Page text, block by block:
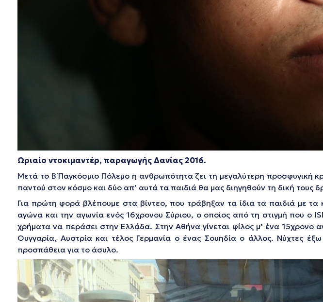
Ωριαίο ντοκιμαντέρ, παραγωγής Δανίας 2016.
Μετά το Β΄ Παγκόσμιο Πόλεμο η ανθρωπότητα ζει τη μεγαλύτερη προσφυγική
παντού στον κόσμο και δύο απ’ αυτά τα παιδιά θα μας διηγηθούν τη δική τους
Για πρώτη φορά βλέπουμε στα βίντεο, που τράβηξαν τα ίδια τα παιδιά με
αγώνα και την αγωνία ενός 16χρονου Σύριου, ο οποίος από τη στιγμή που ο
χρήματα να περάσει στην Ελλάδα. Στην Αθήνα γίνεται φίλος μ’ ένα 15χρονο
Ουγγαρία, Αυστρία και τέλος Γερμανία ο ένας Σουηδία ο άλλος. Νύχτες
προσπάθεια για το άσυλο.